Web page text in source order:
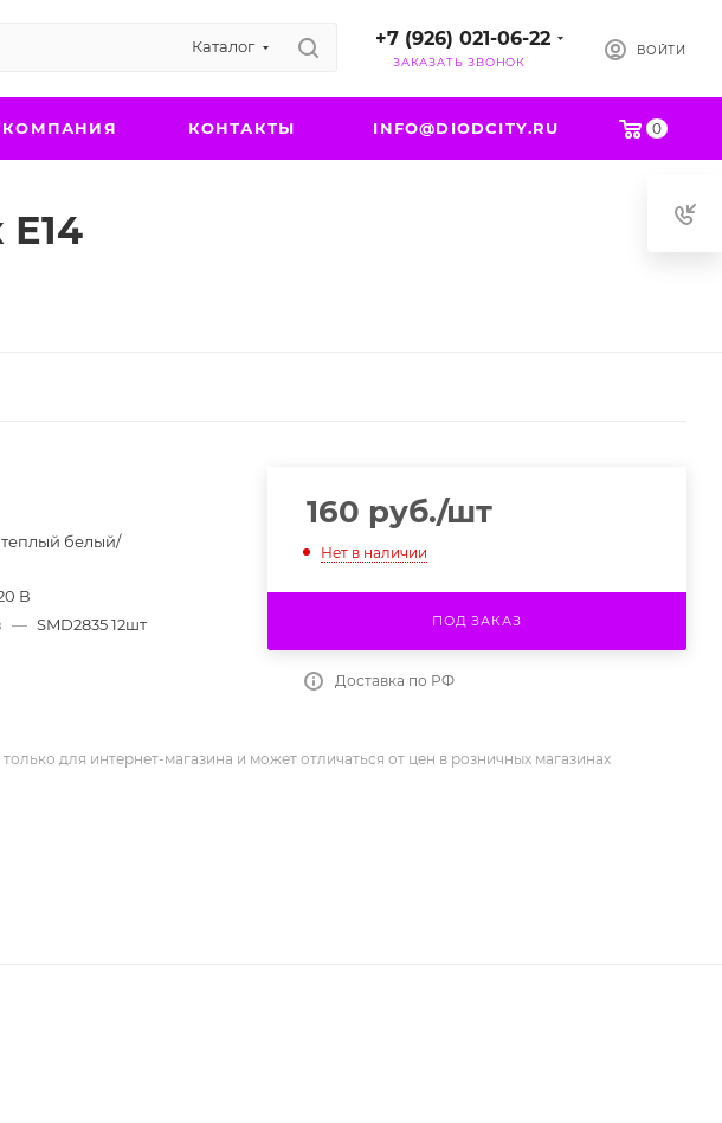
Каталог +7 (926) 021-06-22
ЗАКАЗАТЬ ЗВОНОК
ВОЙТИ
0
КОМПАНИЯ КОНТАКТЫ INFO@DIODCITY.RU
теплый белый/
В
— SMD2835 12шт
160 руб./шт
Нет в наличии
ПОД ЗАКАЗ
Доставка по РФ
для интернет-магазина и может отличаться от цен в розничных магазинах